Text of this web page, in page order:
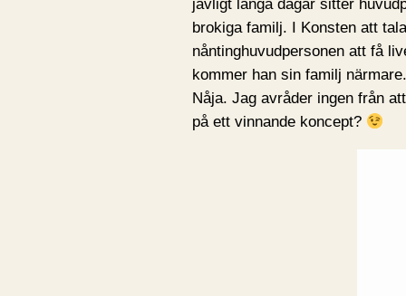
jävligt långa dagar sitter
brokiga familj. I Konsten att
nåntinghuvudpersonen att få
kommer han sin familj
Nåja. Jag avråder ingen från
på ett vinnande koncept?